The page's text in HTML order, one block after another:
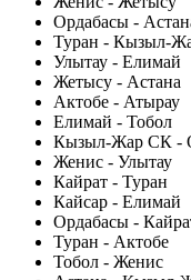
Ордабасы -
Туран - Кызыл-
Улытау - Елимай
Жетысу - Астана
Актобе - Атырау
Елимай - Тобол
Кызыл-Жар СК -
Женис - Улытау
Кайрат - Туран
Кайсар - Елимай
Ордабасы -
Туран - Актобе
Тобол - Женис